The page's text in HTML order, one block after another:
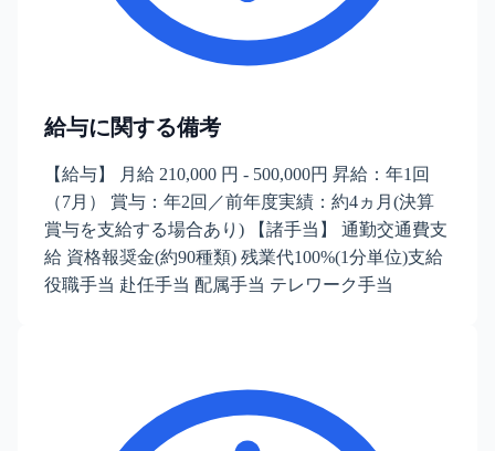
給与に関する備考
【給与】 月給 210,000 円 - 500,000円 昇給：年1回
（7月） 賞与：年2回／前年度実績：約4ヵ月(決算
賞与を支給する場合あり) 【諸手当】 通勤交通費支
給 資格報奨金(約90種類) 残業代100%(1分単位)支給
役職手当 赴任手当 配属手当 テレワーク手当